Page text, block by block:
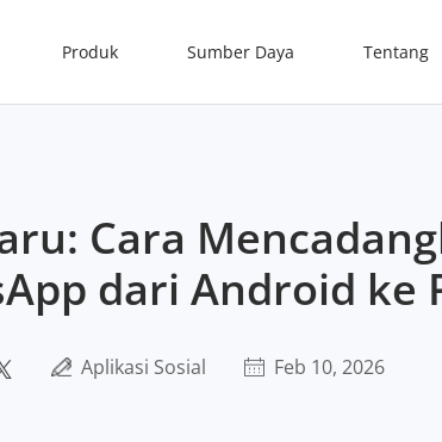
Produk Sumber Daya Tentang
Cara
dari Android ke
Aplikasi Sosial Feb 10, 2026